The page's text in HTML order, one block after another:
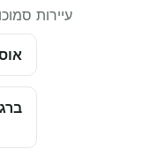
עיירות